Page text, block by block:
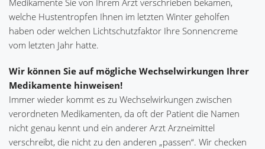
Medikamente Sie von Ihrem Arzt verschrieben bekamen,
welche Hustentropfen Ihnen im letzten Winter geholfen
haben oder welchen Lichtschutzfaktor Ihre Sonnencreme
vom letzten Jahr hatte.
Wir können Sie auf mögliche Wechselwirkungen Ihrer
Medikamente hinweisen!
Immer wieder kommt es zu Wechselwirkungen zwischen
verordneten Medikamenten, da oft der Patient die Namen
nicht genau kennt und ein anderer Arzt Arzneimittel
verschreibt, die nicht zu den anderen „passen“. Wir checken